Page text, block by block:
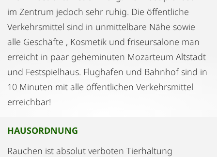
im Zentrum jedoch sehr ruhig. Die öffentliche
Verkehrsmittel sind in unmittelbare Nähe sowie
alle Geschäfte , Kosmetik und friseursalone man
erreicht in paar geheminuten Mozarteum Altstadt
und Festspielhaus. Flughafen und Bahnhof sind in
10 Minuten mit alle öffentlichen Verkehrsmittel
erreichbar!
HAUSORDNUNG
Rauchen ist absolut verboten Tierhaltung